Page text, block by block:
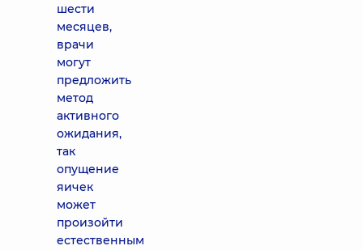
шести
месяцев,
врачи
могут
предложить
метод
активного
ожидания,
так
опущение
яичек
может
произойти
естественным